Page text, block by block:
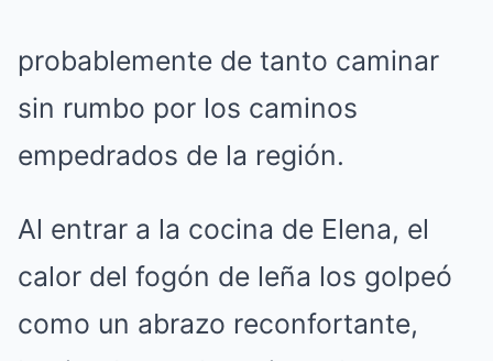
probablemente de tanto caminar
sin rumbo por los caminos
empedrados de la región.
Al entrar a la cocina de Elena, el
calor del fogón de leña los golpeó
como un abrazo reconfortante,